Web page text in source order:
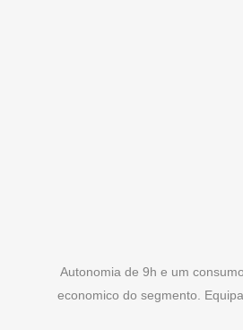
Autonomia de 9h e um
economico do segmento.